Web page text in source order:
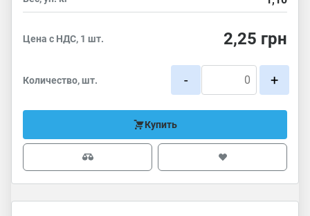
Цена с НДС, 1 шт. 2,25 грн
Количество, шт. - +
Купить